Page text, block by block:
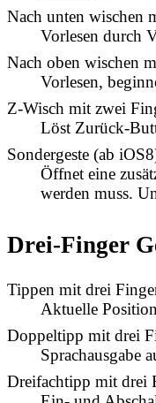
Nach unten wischen
Vorlesen durch
Nach oben wischen
Vorlesen,
Z-Wisch mit zwei
Löst Zurück-
Sondergeste (ab
Öffnet eine
werden muss.
Drei-Finger
Tippen mit drei
Aktuelle
Doppeltipp mit drei
Sprachausgabe
Dreifachtipp mit drei